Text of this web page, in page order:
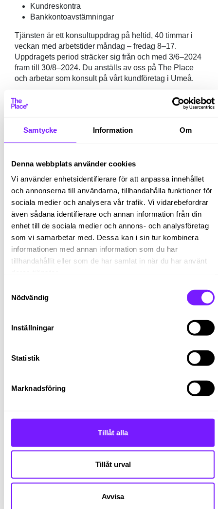
Samtycke Information Om
Denna webbplats använder cookies
Vi använder enhetsidentifierare för att anpassa innehållet
och annonserna till användarna, tillhandahålla funktioner för
sociala medier och analysera vår trafik. Vi vidarebefordrar
även sådana identifierare och annan information från din
enhet till de sociala medier och annons- och analysföretag
som vi samarbetar med. Dessa kan i sin tur kombinera
informationen med annan information som du har
tillhandahållit eller som de har samlat in när du har använt
Nödvändig
Inställningar
Statistik
Marknadsföring
Tillåt alla
Tillåt urval
Avvisa
Kundreskontra
Bankkontoavstämningar
Tjänsten är ett konsultuppdrag på heltid, 40 timmar i
veckan med arbetstider måndag – fredag 8–17.
Uppdragets period sträcker sig från och med 3/6–2024
fram till 30/8–2024. Du anställs av oss på The Place
och arbetar som konsult på vårt kundföretag i Umeå.
Vem vi tror att du är
följande bakgrund:
En pågående utbildning eller har examen i
Gärna tidigare erfarenhet från en
ekonomiavdelning inom kundreskontra och
redovisning
God förståelse för affärssystem
Svenska och engelska flytande i tal och skrift
meriterande
Vi tror att du är en positiv, flexibel och serviceinriktad
person. Du har god samarbetsförmåga, är noggrann
du trivs att arbeta tillsammans med andra kollegor för
att utveckla teamets arbete.
finansieringslösningar för både partners och kunder
230 anställda och har kontor i Stockholm, Göteborg,
Malmö, Umeå, Helsingfors och Oslo.
Låter detta intressant? Bra – du som lyckas knipa
medarbetare hos The Place erbjuds du
kompetensnätverk, mentorskap och trygga villkor. I The
att följa och utveckla ditt arbetsliv över tid.